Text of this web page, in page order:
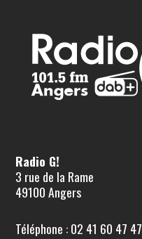
Radio G!
3 rue de la Rame
49100 Angers
Téléphone : 02 41 60 47 47